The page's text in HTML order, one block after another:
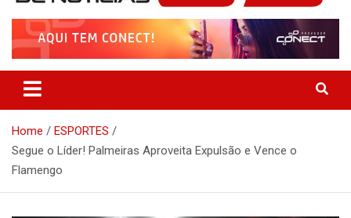
Portal de Notícias JB
Notícias de Simplício Mendes e Região
Home
ESPORTES
Segue o Líder! Palmeiras Aproveita Expulsão e Vence o
Flamengo